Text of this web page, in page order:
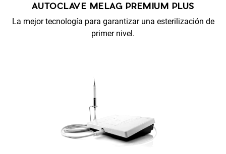
AUTOCLAVE MELAG PREMIUM PLUS
La mejor tecnología para garantizar una esterilización de
primer nivel.